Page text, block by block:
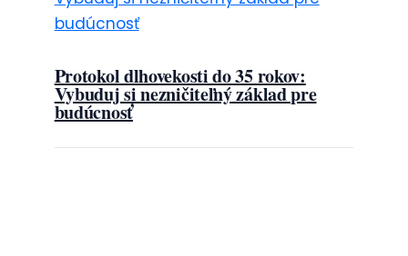
Protokol dlhovekosti do 35 rokov:
Vybuduj si nezničiteľný základ pre
budúcnosť